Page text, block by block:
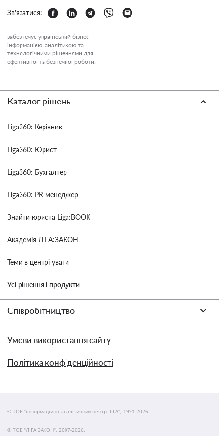
Зв'язатися:
забезпечує український бізнес
інформацією, аналітикою та
технологічними рішеннями для
ефективної та безпечної роботи.
Каталог рішень
Liga360: Керівник
Liga360: Юрист
Liga360: Бухгалтер
Liga360: PR-менеджер
Знайти юриста Liga:BOOK
Академія ЛІГА:ЗАКОН
Теми в центрі уваги
Усі рішення і продукти
Співробітництво
Умови використання сайту
Політика конфіденційності
© ТОВ "інформаційно-аналітичний центр ЛІГА", 1991-2026.
© ТОВ "ЛІГА ЗАКОН", 2007-2026.